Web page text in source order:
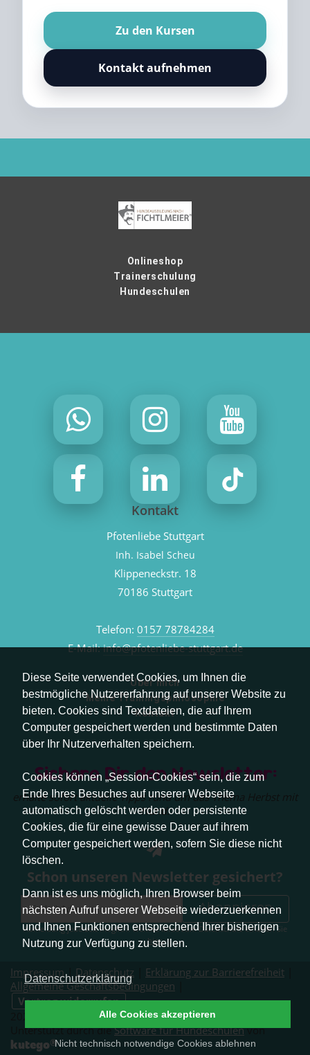
Diese Seite verwendet Cookies, um Ihnen die
bestmögliche Nutzererfahrung auf unserer Website zu
bieten. Cookies sind Textdateien, die auf Ihrem
Computer gespeichert werden und bestimmte Daten
über Ihr Nutzerverhalten speichern.
Cookies können „Session-Cookies“ sein, die zum
Ende Ihres Besuches auf unserer Webseite
automatisch gelöscht werden oder persistente
Cookies, die für eine gewisse Dauer auf ihrem
Computer gespeichert werden, sofern Sie diese nicht
löschen.
Dann ist es uns möglich, Ihren Browser beim
nächsten Aufruf unserer Webseite wiederzuerkennen
und Ihnen Funktionen entsprechend Ihrer bisherigen
Nutzung zur Verfügung zu stellen.
Datenschutzerklärung
Nicht technisch notwendige Cookies ablehnen
Alle Cookies akzeptieren
Zu den Kursen
Kontakt aufnehmen
Onlineshop
Trainerschulung
Hundeschulen
Kontakt
Pfotenliebe Stuttgart
Inh. Isabel Scheu
Klippeneckstr. 18
70186 Stuttgart
Telefon: 0157 78784284
E-Mail:info@pfotenliebe-stuttgart.de
Über mich
Meine Trainingsphilosophie
Kontakt
Sichere Dir den Newsletter:
erhalte sofort aktuelle Tipps rund um das Thema Herbst mit
Hund.
Schon unseren Newsletter gesichert?
Abonnieren
Abmeldung jederzeit möglich. Weitere Infos zum Datenschutz erhalten Sie
hier.
Impressum| Datenschutz Erklärung zur Barrierefreiheit
Allgemeine Geschäftsbedingungen
Vertrag widerrufen
2026 © Pfotenliebe Stuttgart. Alle Rechte vorbehalten.
Unterstützt durch dieSoftware für Hundeschulenvon
kutego®.